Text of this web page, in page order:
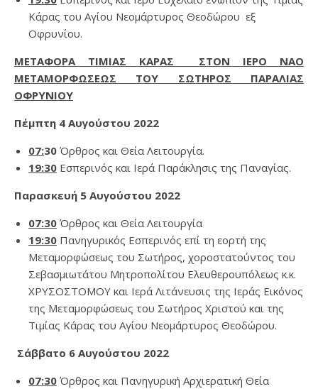
Κάρας του Αγίου Νεομάρτυρος Θεοδώρου εξ
Οφρυνίου.
ΜΕΤΑΦΟΡΑ ΤΙΜΙΑΣ ΚΑΡΑΣ ΣΤΟΝ ΙΕΡΟ ΝΑΟ
ΜΕΤΑΜΟΡΦΩΣΕΩΣ ΤΟΥ ΣΩΤΗΡΟΣ ΠΑΡΑΛΙΑΣ
ΟΦΡΥΝΙΟΥ
Πέμπτη 4 Αυγούστου 2022
07:30 Όρθρος και Θεία Λειτουργία.
19:30 Εσπερινός και Ιερά Παράκλησις της Παναγίας.
Παρασκευή 5 Αυγούστου 2022
07:30 Όρθρος και Θεία Λειτουργία
19:30 Πανηγυρικός Εσπερινός επί τη εορτή της
Μεταμορφώσεως του Σωτήρος, χοροστατούντος του
Σεβασμιωτάτου Μητροπολίτου Ελευθερουπόλεως κ.κ.
ΧΡΥΣΟΣΤΟΜΟΥ και Ιερά Λιτάνευσις της Ιεράς Εικόνος
της Μεταμορφώσεως του Σωτήρος Χριστού και της
Τιμίας Κάρας του Αγίου Νεομάρτυρος Θεοδώρου.
Σάββατο 6 Αυγούστου 2022
07:30 Όρθρος και Πανηγυρική Αρχιερατική Θεία